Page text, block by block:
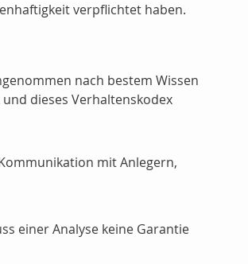
verpflichtet haben.
nach bestem Wissen
dieses Verhaltenskodex
mit Anlegern,
einer Analyse keine Garantie